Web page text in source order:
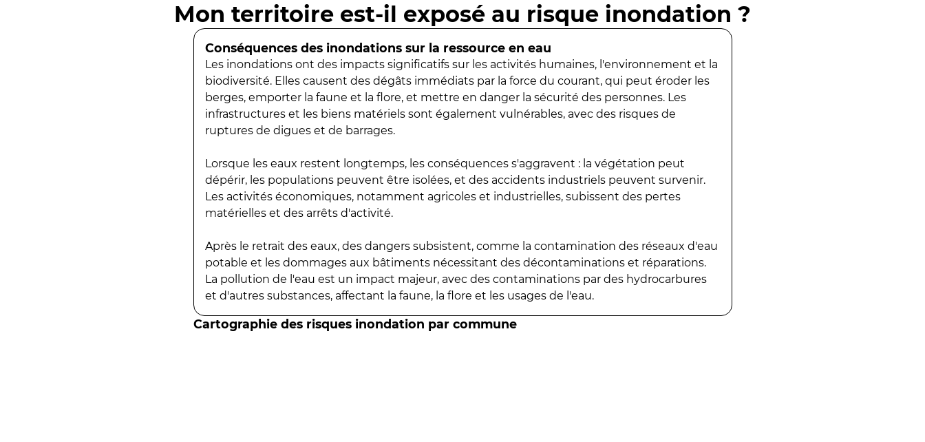
Mon territoire est-il exposé au risque inondation ?
Conséquences des inondations sur la ressource en eau
Les inondations ont des impacts significatifs sur les activités humaines, l'environnement et la
biodiversité. Elles causent des dégâts immédiats par la force du courant, qui peut éroder les
berges, emporter la faune et la flore, et mettre en danger la sécurité des personnes. Les
infrastructures et les biens matériels sont également vulnérables, avec des risques de
ruptures de digues et de barrages.
Lorsque les eaux restent longtemps, les conséquences s'aggravent : la végétation peut
dépérir, les populations peuvent être isolées, et des accidents industriels peuvent survenir.
Les activités économiques, notamment agricoles et industrielles, subissent des pertes
matérielles et des arrêts d'activité.
Après le retrait des eaux, des dangers subsistent, comme la contamination des réseaux d'eau
potable et les dommages aux bâtiments nécessitant des décontaminations et réparations.
La pollution de l'eau est un impact majeur, avec des contaminations par des hydrocarbures
et d'autres substances, affectant la faune, la flore et les usages de l'eau.
Cartographie des risques inondation par commune